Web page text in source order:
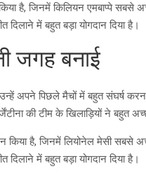
है, जिनमें किलियन एमबाप्पे
में बहुत बड़ा योगदान दिया है।
जगह बनाई
अपने पिछले मैचों में बहुत संघर्ष
की टीम के खिलाड़ियों ने बहुत
किया है, जिनमें लियोनेल मेसी
में बहुत बड़ा योगदान दिया है।